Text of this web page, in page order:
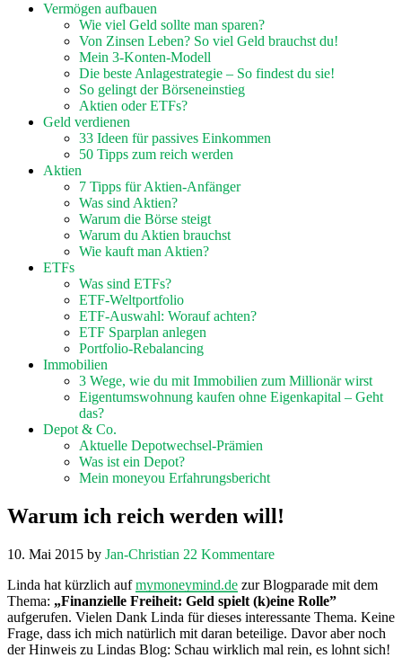
Vermögen aufbauen
Wie viel Geld sollte man sparen?
Von Zinsen Leben? So viel Geld brauchst du!
Mein 3-Konten-Modell
Die beste Anlagestrategie – So findest du sie!
So gelingt der Börseneinstieg
Aktien oder ETFs?
Geld verdienen
33 Ideen für passives Einkommen
50 Tipps zum reich werden
Aktien
7 Tipps für Aktien-Anfänger
Was sind Aktien?
Warum die Börse steigt
Warum du Aktien brauchst
Wie kauft man Aktien?
ETFs
Was sind ETFs?
ETF-Weltportfolio
ETF-Auswahl: Worauf achten?
ETF Sparplan anlegen
Portfolio-Rebalancing
Immobilien
3 Wege, wie du mit Immobilien zum Millionär wirst
Eigentumswohnung kaufen ohne Eigenkapital – Geht
das?
Depot & Co.
Aktuelle Depotwechsel-Prämien
Was ist ein Depot?
Mein moneyou Erfahrungsbericht
Warum ich reich werden will!
10. Mai 2015 by Jan-Christian 22 Kommentare
Linda hat kürzlich aufmymoneymind.de zur Blogparade mit dem
Thema: „Finanzielle Freiheit: Geld spielt (k)eine Rolle”
aufgerufen. Vielen Dank Linda für dieses interessante Thema. Keine
Frage, dass ich mich natürlich mit daran beteilige. Davor aber noch
der Hinweis zu Lindas Blog: Schau wirklich mal rein, es lohnt sich!